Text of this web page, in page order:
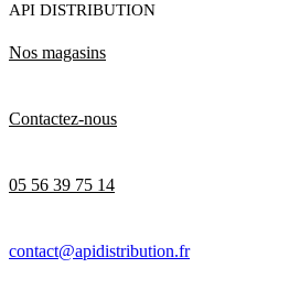
API DISTRIBUTION
Nos magasins
Contactez-nous
05 56 39 75 14
contact@apidistribution.fr